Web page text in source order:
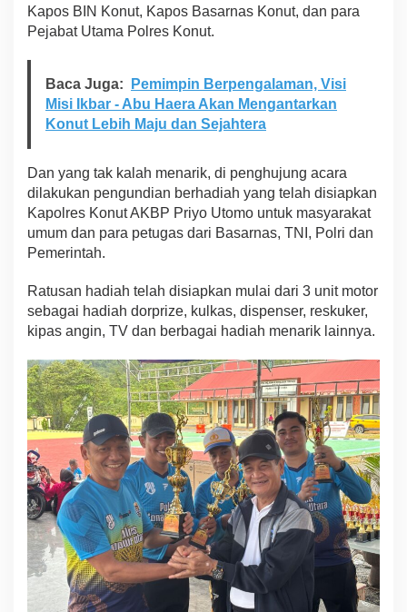
Kapos BIN Konut, Kapos Basarnas Konut, dan para
Pejabat Utama Polres Konut.
Baca Juga:
Pemimpin Berpengalaman, Visi
Misi Ikbar - Abu Haera Akan Mengantarkan
Konut Lebih Maju dan Sejahtera
Dan yang tak kalah menarik, di penghujung acara
dilakukan pengundian berhadiah yang telah disiapkan
Kapolres Konut AKBP Priyo Utomo untuk masyarakat
umum dan para petugas dari Basarnas, TNI, Polri dan
Pemerintah.
Ratusan hadiah telah disiapkan mulai dari 3 unit motor
sebagai hadiah dorprize, kulkas, dispenser, reskuker,
kipas angin, TV dan berbagai hadiah menarik lainnya.